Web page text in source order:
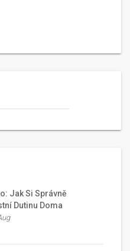
Jak Si Správně
Dutinu Doma